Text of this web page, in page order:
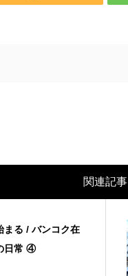
関連記事
まる / バンコク在
日常 ④